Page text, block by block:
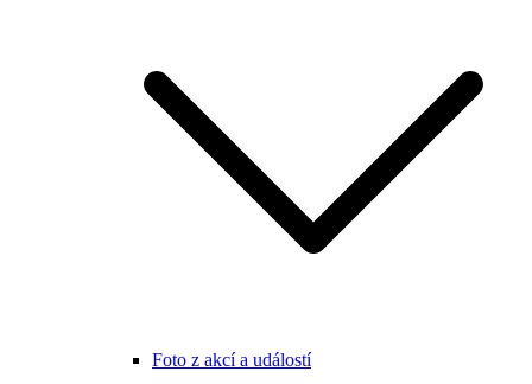
Foto z akcí a událostí